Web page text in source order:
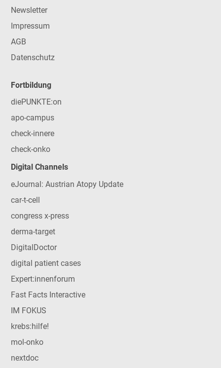
Newsletter
Impressum
AGB
Datenschutz
Fortbildung
diePUNKTE:on
apo-campus
check-innere
check-onko
Digital Channels
eJournal: Austrian Atopy Update
car-t-cell
congress x-press
derma-target
DigitalDoctor
digital patient cases
Expert:innenforum
Fast Facts Interactive
IM FOKUS
krebs:hilfe!
mol-onko
nextdoc